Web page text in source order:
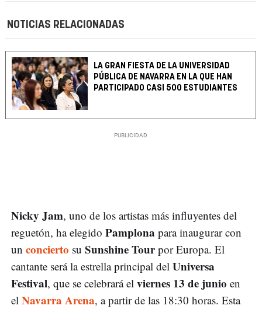
NOTICIAS RELACIONADAS
LA GRAN FIESTA DE LA UNIVERSIDAD
PÚBLICA DE NAVARRA EN LA QUE HAN
PARTICIPADO CASI 500 ESTUDIANTES
Nicky Jam, uno de los artistas más influyentes del
reguetón, ha elegido Pamplona para inaugurar con
un concierto su Sunshine Tourpor Europa. El
cantante será la estrella principal del Universa
Festival, que se celebrará el viernes 13 de junio en
el Navarra Arena, a partir de las 18:30 horas. Esta